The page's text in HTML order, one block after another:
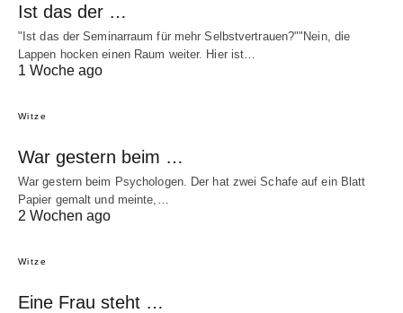
Ist das der …
"Ist das der Seminarraum für mehr Selbstvertrauen?""Nein, die
Lappen hocken einen Raum weiter. Hier ist…
1 Woche ago
Witze
War gestern beim …
War gestern beim Psychologen. Der hat zwei Schafe auf ein Blatt
Papier gemalt und meinte,…
2 Wochen ago
Witze
Eine Frau steht …